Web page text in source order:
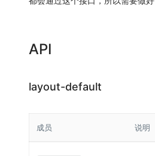
API
layout-default
成员 说明